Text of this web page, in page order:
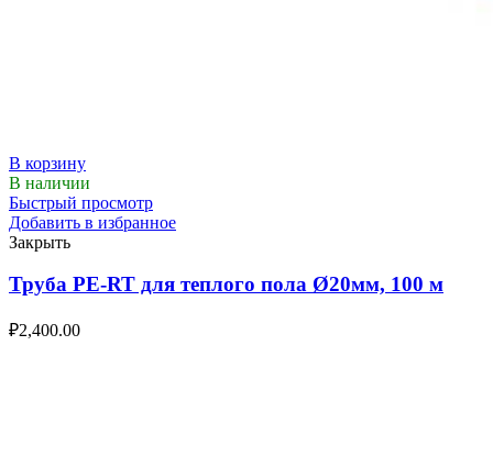
В корзину
В наличии
Быстрый просмотр
Добавить в избранное
Закрыть
Труба PE-RT для теплого пола Ø20мм, 100 м
₽2,400.00